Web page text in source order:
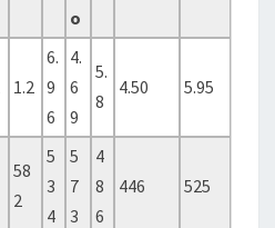
o
1.2
6.
9
6
4.
6
9
5.
8
4.50 5.95
58
2
5
3
4
5
7
3
4
8
6
446 525